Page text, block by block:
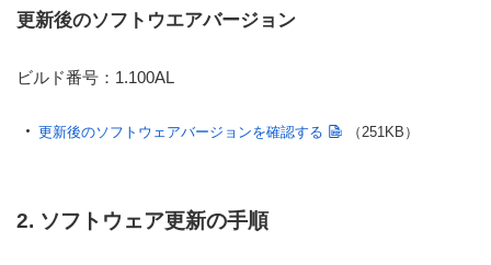
更新後のソフトウエアバージョン
ビルド番号：1.100AL
更新後のソフトウェアバージョンを確認する （251KB）
2. ソフトウェア更新の手順